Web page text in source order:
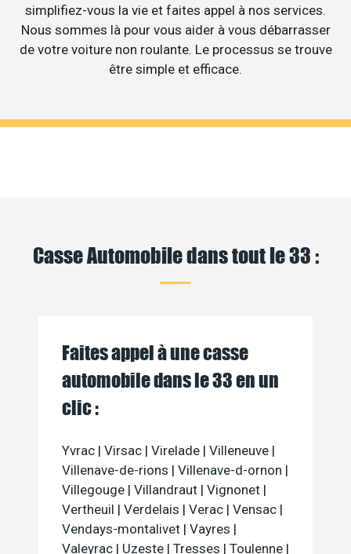
simplifiez-vous la vie et faites appel à nos services.
Nous sommes là pour vous aider à vous débarrasser
de votre voiture non roulante. Le processus se trouve
être simple et efficace.
Casse Automobile dans tout le 33 :
Faites appel à une casse
automobile dans le 33 en un
clic :
Yvrac | Virsac | Virelade | Villeneuve |
Villenave-de-rions | Villenave-d-ornon |
Villegouge | Villandraut | Vignonet |
Vertheuil | Verdelais | Verac | Vensac |
Vendays-montalivet | Vayres |
Valeyrac | Uzeste | Tresses | Toulenne |